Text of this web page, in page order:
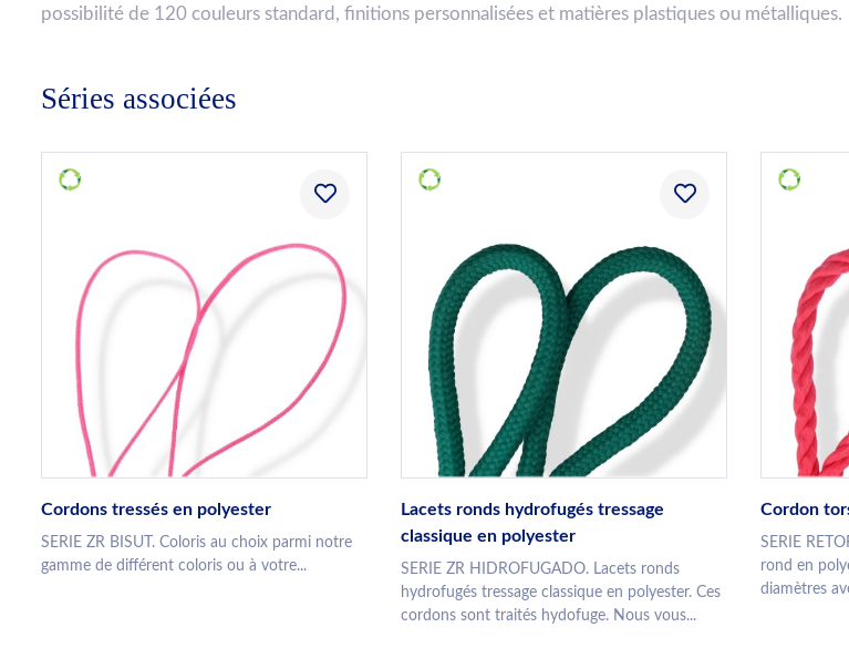
possibilité de 120 couleurs standard, finitions personnalisées et matières plastiques ou métalliques.
Séries associées
Cordons tressés en polyester
SERIE ZR BISUT. Coloris au choix parmi notre
gamme de différent coloris ou à votre...
Lacets ronds hydrofugés tressage
classique en polyester
SERIE ZR HIDROFUGADO. Lacets ronds
hydrofugés tressage classique en polyester. Ces
cordons sont traités hydofuge. Nous vous...
Cordon
SERIE
rond en
diamètres